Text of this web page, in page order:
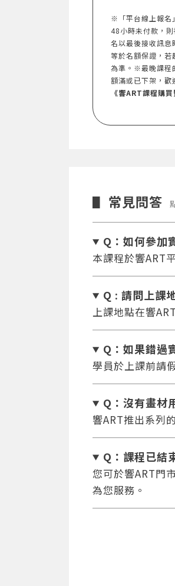
※「平台線上報名
48小時未付款，
名以最後接收訊
等於名額保證，
為準。※最晚課程
額滿或已下架，歡
《響ART課程購買
▋ 常見問答
Q：如何參加
本課程於響ART
Q : 請問上課
上課地點在響
Q：如果錯過
學員於上課前請
Q：沒有畫材
響ART推出系列
Q：課程已結
您可於響ART門
為您服務。